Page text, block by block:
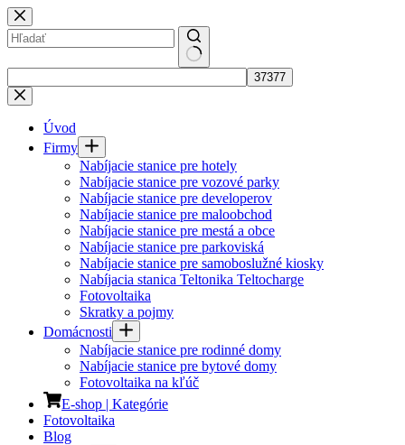
Úvod
Firmy
Nabíjacie stanice pre hotely
Nabíjacie stanice pre vozové parky
Nabíjacie stanice pre developerov
Nabíjacie stanice pre maloobchod
Nabíjacie stanice pre mestá a obce
Nabíjacie stanice pre parkoviská
Nabíjacie stanice pre samoboslužné kiosky
Nabíjacia stanica Teltonika Teltocharge
Fotovoltaika
Skratky a pojmy
Domácnosti
Nabíjacie stanice pre rodinné domy
Nabíjacie stanice pre bytové domy
Fotovoltaika na kľúč
E-shop | Kategórie
Fotovoltaika
Blog